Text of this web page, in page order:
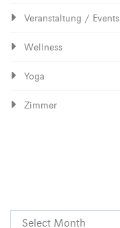
Veranstaltung / Events
Wellness
Yoga
Zimmer